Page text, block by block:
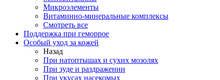
Микроэлементы
Витаминно-минеральные комплексы
Смотреть все
Поддержка при геморрое
Особый уход за кожей
Назад
При натоптышах и сухих мозолях
При зуде и раздражении
При укусах насекомых